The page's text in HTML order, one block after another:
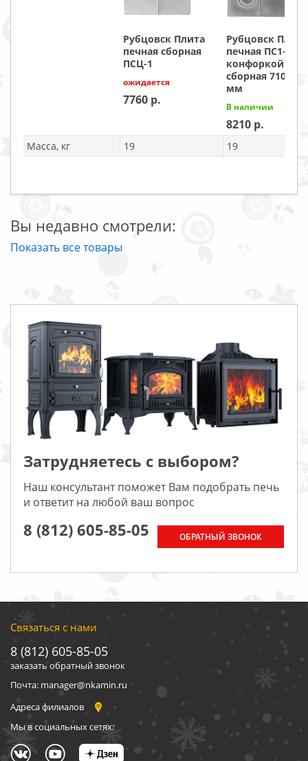
Рубцовск Плита
печная сборная
ПСЦ-1
ожидается
7760
Рубцовск Плита
печная ПС1-12 с
конфоркой
сборная 710х410
мм
В наличии
8210
Масса, кг 19 19
Вы недавно смотрели:
Показать все товары
Затрудняетесь с выбором?
Наш консультант поможет Вам подобрать печь
и ответит на любой ваш вопрос
8 (812) 605-85-05 ОБРАТНЫЙ ЗВОНОК
Связаться с нами
8 (812) 605-85-05
заказать обратный звонок
Почта: manager@nkamin.ru
Адреса филиалов
Мы в социальных сетях: